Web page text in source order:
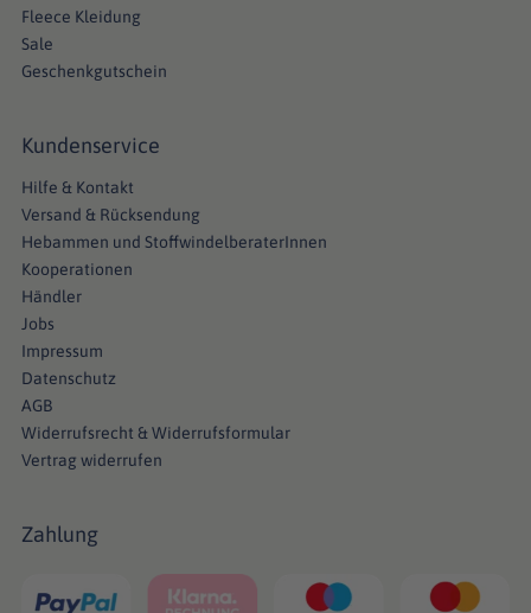
Fleece Kleidung
Sale
Geschenkgutschein
Kundenservice
Hilfe & Kontakt
Versand & Rücksendung
Hebammen und StoffwindelberaterInnen
Kooperationen
Händler
Jobs
Impressum
Datenschutz
AGB
Widerrufsrecht & Widerrufsformular
Vertrag widerrufen
Zahlung